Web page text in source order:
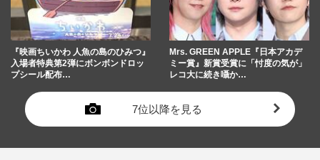
『映画ちいかわ 人魚の島のひみつ』
入場者特典第2弾にボンボンドロッ
プシール配布…
Mrs. GREEN APPLE『日本アカデ
ミー賞』新賞受賞に「忖度の気が」
レコ大に続き囁か…
7位以降を見る